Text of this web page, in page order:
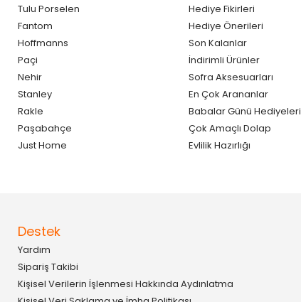
Tulu Porselen
Fantom
Hoffmanns
Paçi
Nehir
Stanley
Rakle
Paşabahçe
Just Home
Hediye Fikirleri
Hediye Önerileri
Son Kalanlar
İndirimli Ürünler
Sofra Aksesuarları
En Çok Arananlar
Babalar Günü Hediyeleri
Çok Amaçlı Dolap
Evlilik Hazırlığı
Destek
Yardım
Sipariş Takibi
Kişisel Verilerin İşlenmesi Hakkında Aydınlatma